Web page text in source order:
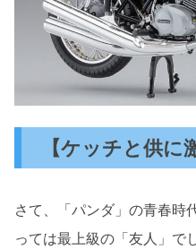
【ケッチと供に
さて、「パンダ」の青春時
っては最上級の「友人」で